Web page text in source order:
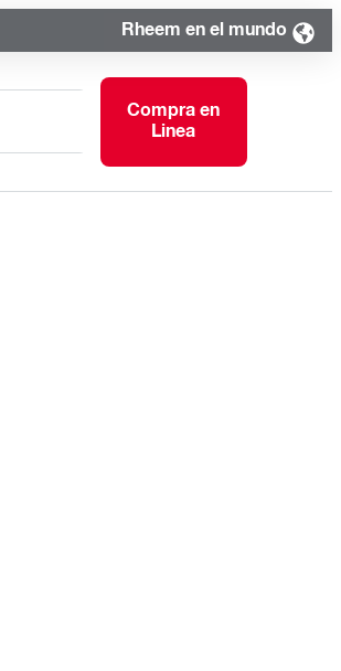
Rheem en el mundo
Compra en
Linea